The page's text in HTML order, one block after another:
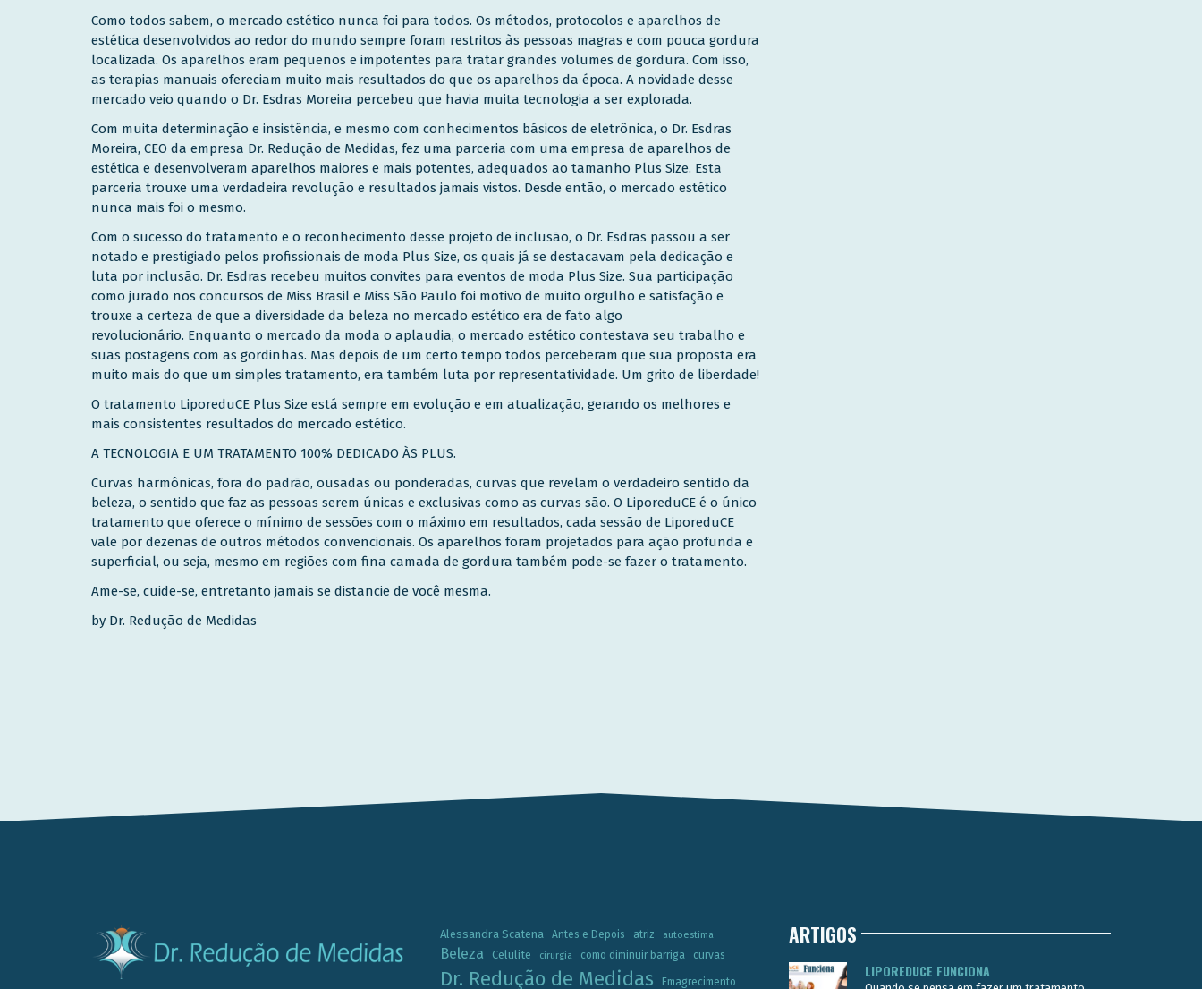
Como todos sabem, o mercado estético nunca foi para todos. Os métodos, protocolos e aparelhos de
estética desenvolvidos ao redor do mundo sempre foram restritos às pessoas magras e com pouca gordura
localizada. Os aparelhos eram pequenos e impotentes para tratar grandes volumes de gordura. Com isso,
as terapias manuais ofereciam muito mais resultados do que os aparelhos da época. A novidade desse
mercado veio quando o Dr. Esdras Moreira percebeu que havia muita tecnologia a ser explorada.
Com muita determinação e insistência, e mesmo com conhecimentos básicos de eletrônica, o Dr. Esdras
Moreira, CEO da empresa Dr. Redução de Medidas, fez uma parceria com uma empresa de aparelhos de
estética e desenvolveram aparelhos maiores e mais potentes, adequados ao tamanho Plus Size. Esta
parceria trouxe uma verdadeira revolução e resultados jamais vistos. Desde então, o mercado estético
nunca mais foi o mesmo.
Com o sucesso do tratamento e o reconhecimento desse projeto de inclusão, o Dr. Esdras passou a ser
notado e prestigiado pelos profissionais de moda Plus Size, os quais já se destacavam pela dedicação e
luta por inclusão. Dr. Esdras recebeu muitos convites para eventos de moda Plus Size. Sua participação
como jurado nos concursos de Miss Brasil e Miss São Paulo foi motivo de muito orgulho e satisfação e
trouxe a certeza de que a diversidade da beleza no mercado estético era de fato algo
revolucionário. Enquanto o mercado da moda o aplaudia, o mercado estético contestava seu trabalho e
suas postagens com as gordinhas. Mas depois de um certo tempo todos perceberam que sua proposta era
muito mais do que um simples tratamento, era também luta por representatividade. Um grito de liberdade!
O tratamento LiporeduCE Plus Size está sempre em evolução e em atualização, gerando os melhores e
mais consistentes resultados do mercado estético.
A TECNOLOGIA E UM TRATAMENTO 100% DEDICADO ÀS PLUS.
Curvas harmônicas, fora do padrão, ousadas ou ponderadas, curvas que revelam o verdadeiro sentido da
beleza, o sentido que faz as pessoas serem únicas e exclusivas como as curvas são. O LiporeduCE é o único
tratamento que oferece o mínimo de sessões com o máximo em resultados, cada sessão de LiporeduCE
vale por dezenas de outros métodos convencionais. Os aparelhos foram projetados para ação profunda e
superficial, ou seja, mesmo em regiões com fina camada de gordura também pode-se fazer o tratamento.
Ame-se, cuide-se, entretanto jamais se distancie de você mesma.
by Dr. Redução de Medidas
Alessandra Scatena Antes e Depois atriz autoestima
Beleza Celulite cirurgia como diminuir barriga curvas
Dr. Redução de Medidas Emagrecimento
ARTIGOS
LIPOREDUCE FUNCIONA